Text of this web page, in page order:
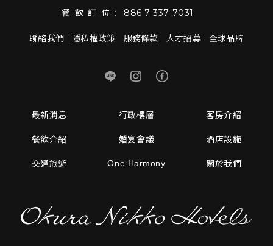
最新消息 行政樓層 客房介紹
餐飲介紹 婚宴會議 酒店設施
交通旅遊 One Harmony 關於我們
餐飲訂位:
886 7 337 7031
聯絡我們 隱私權政策 服務條款 人才招募 全球品牌